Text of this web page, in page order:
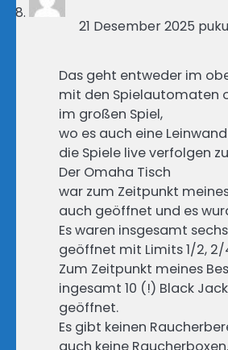
21 Desember 2025
Das geht entweder im
mit den Spielautomaten
im großen Spiel,
wo es auch eine
die Spiele live verfolgen
Der Omaha Tisch
war zum Zeitpunkt
auch geöffnet und es
Es waren insgesamt
geöffnet mit Limits 1/2,
Zum Zeitpunkt meines
ingesamt 10 (!) Black
geöffnet.
Es gibt keinen
auch keine Raucherboxen.